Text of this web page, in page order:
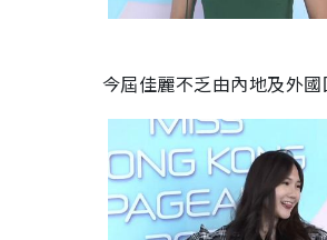
今屆佳麗不乏由內地及外